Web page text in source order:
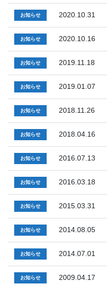
お知らせ 2020.10.31
お知らせ 2020.10.16
お知らせ 2019.11.18
お知らせ 2019.01.07
お知らせ 2018.11.26
お知らせ 2018.04.16
お知らせ 2016.07.13
お知らせ 2016.03.18
お知らせ 2015.03.31
お知らせ 2014.08.05
お知らせ 2014.07.01
お知らせ 2009.04.17